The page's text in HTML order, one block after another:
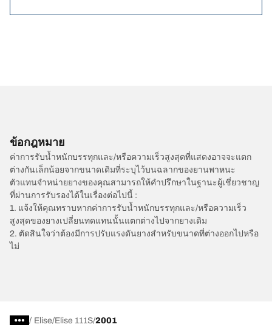
ข้อกฎหมาย
ค่าการรับน้ำหนักบรรทุกและ/หรือความเร็วสูงสุดที่แสดงอาจจะแตก
ต่างกันเล็กน้อยจากขนาดเดิมที่ระบุไว้บนฉลากของยานพาหนะ
ตัวแทนจำหน่ายยางของคุณสามารถให้คำปรึกษาในฐานะผู้เชี่ยวชาญ
ที่ผ่านการรับรองได้ในเรื่องต่อไปนี้ :
1. แจ้งให้คุณทราบหากค่าการรับน้ำหนักบรรทุกและ/หรือความเร็ว
สูงสุดของยางเปลี่ยนทดแทนนั้นแตกต่างไปจากยางเดิม
2. ตัดสินใจว่าต้องมีการปรับแรงดันยางสำหรับขนาดที่ต่างออกไปหรือ
ไม่
/ Elise Elise 111S 2001